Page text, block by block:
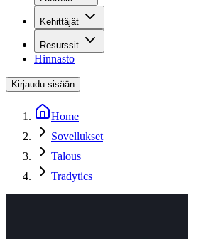
Kehittäjät
Resurssit
Hinnasto
Kirjaudu sisään
Home
Sovellukset
Talous
Tradytics